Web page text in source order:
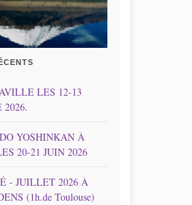
LES 12-13
2026.
YOSHINKAN À
20-21 JUIN 2026
- JUILLET 2026 À
(1h.de Toulouse)